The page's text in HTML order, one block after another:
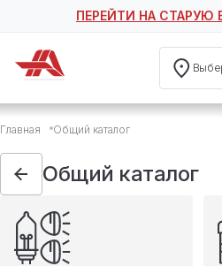
ПЕРЕЙТИ НА СТАРУЮ
Общий каталог
Автосвет
Автотовары
Запчасти
Масла и технические
Мототовары
Туризм
Главная Общий каталог
Общий каталог